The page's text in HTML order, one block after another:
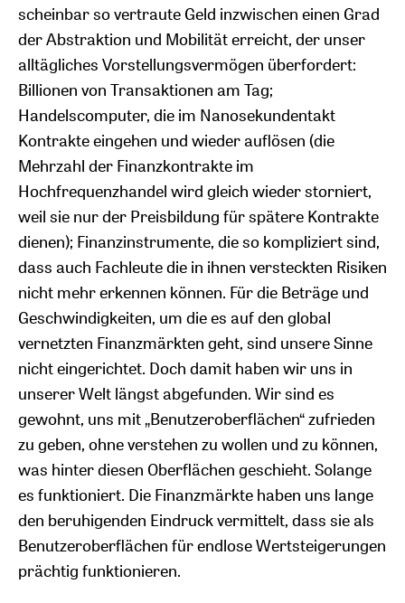
scheinbar so vertraute Geld inzwischen einen Grad
der Abstraktion und Mobilität erreicht, der unser
alltägliches Vorstellungsvermögen überfordert:
Billionen von Transaktionen am Tag;
Handelscomputer, die im Nanosekundentakt
Kontrakte eingehen und wieder auflösen (die
Mehrzahl der Finanzkontrakte im
Hochfrequenzhandel wird gleich wieder storniert,
weil sie nur der Preisbildung für spätere Kontrakte
dienen); Finanzinstrumente, die so kompliziert sind,
dass auch Fachleute die in ihnen versteckten Risiken
nicht mehr erkennen können. Für die Beträge und
Geschwindigkeiten, um die es auf den global
vernetzten Finanzmärkten geht, sind unsere Sinne
nicht eingerichtet. Doch damit haben wir uns in
unserer Welt längst abgefunden. Wir sind es
gewohnt, uns mit „Benutzeroberflächen“ zufrieden
zu geben, ohne verstehen zu wollen und zu können,
was hinter diesen Oberflächen geschieht. Solange
es funktioniert. Die Finanzmärkte haben uns lange
den beruhigenden Eindruck vermittelt, dass sie als
Benutzeroberflächen für endlose Wertsteigerungen
prächtig funktionieren.